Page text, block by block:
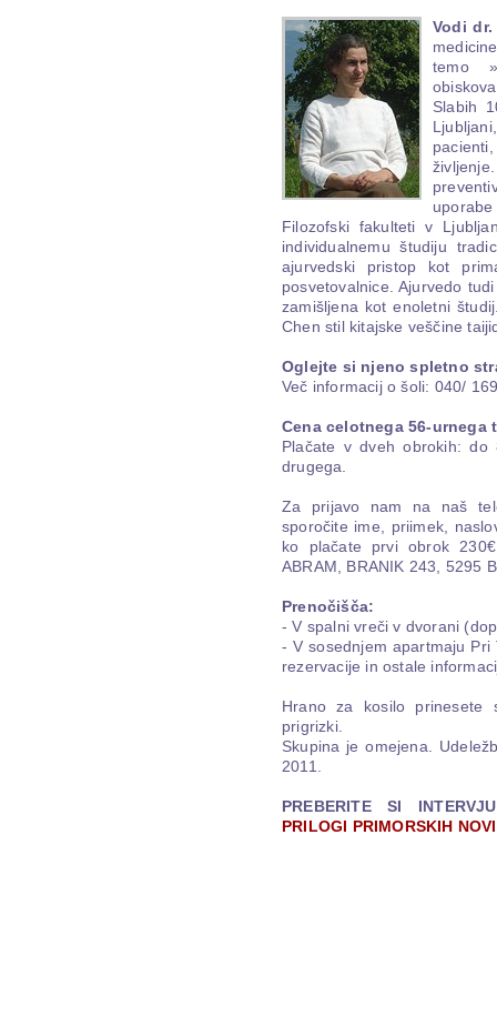
Vodi
temo
Slabih
Filozofski fakulteti v
individualnemu študiju
ajurvedski pristop kot
posvetovalnice. Ajurvedo
zamišljena kot enoletni
Chen stil kitajske veščine
Oglejte si njeno spletno
Več informacij o šoli: 040/
Cena celotnega 56-urnega
Plačate v dveh obrokih:
drugega.
Za prijavo nam na naš
sporočite ime, priimek,
ko plačate prvi obrok 230€
ABRAM, BRANIK 243, 5295
Prenočišča:
- V spalni vreči v dvorani
- V sosednjem apartmaju
rezervacije in ostale
Hrano za kosilo
prigrizki.
Skupina je omejena.
2011.
PREBERITE SI
PRILOGI PRIMORSKIH